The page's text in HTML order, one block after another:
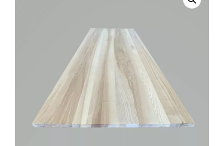
Plateaux d’établis
Panneaux standards
Frêne blanc olivier
Chêne
Plateaux d’établis
panneaux